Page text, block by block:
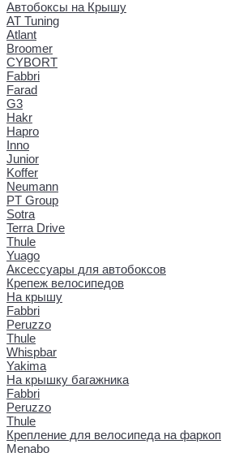
Автобоксы на Крышу
AT Tuning
Atlant
Broomer
CYBORT
Fabbri
Farad
G3
Hakr
Hapro
Inno
Junior
Koffer
Neumann
PT Group
Sotra
Terra Drive
Thule
Yuago
Аксессуары для автобоксов
Крепеж велосипедов
На крышу
Fabbri
Peruzzo
Thule
Whispbar
Yakima
На крышку багажника
Fabbri
Peruzzo
Thule
Крепление для велосипеда на фаркоп
Menabo